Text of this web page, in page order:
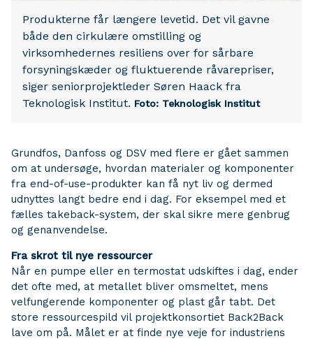
Produkterne får længere levetid. Det vil gavne
både den cirkulære omstilling og
virksomhedernes resiliens over for sårbare
forsyningskæder og fluktuerende råvarepriser,
siger seniorprojektleder Søren Haack fra
Teknologisk Institut. Foto: Teknologisk Institut
Grundfos, Danfoss og DSV med flere er gået sammen
om at undersøge, hvordan materialer og komponenter
fra end-of-use-produkter kan få nyt liv og dermed
udnyttes langt bedre end i dag. For eksempel med et
fælles takeback-system, der skal sikre mere genbrug
og genanvendelse.
Fra skrot til nye ressourcer
Når en pumpe eller en termostat udskiftes i dag, ender
det ofte med, at metallet bliver omsmeltet, mens
velfungerende komponenter og plast går tabt. Det
store ressourcespild vil projektkonsortiet Back2Back
lave om på. Målet er at finde nye veje for industriens